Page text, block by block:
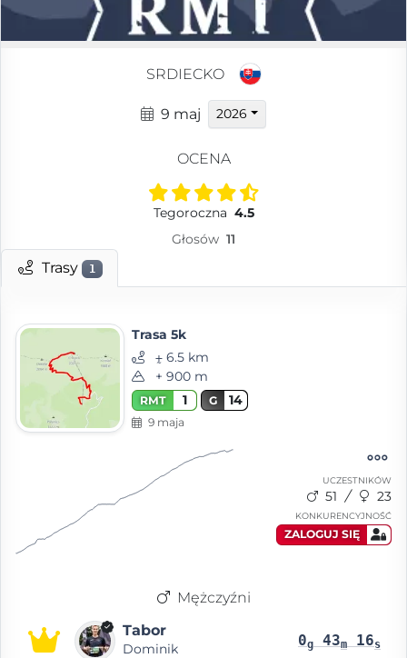
SRDIECKO
9 maj 2026
OCENA
Tegoroczna 4.5
Głosów 11
Trasy 1
Trasa 5k
⨦ 6.5 km
+ 900 m
RMT 1 G 14
9 maja
UCZESTNIKÓW
51 23
KONKURENCYJNOŚĆ
ZALOGUJ SIĘ
Mężczyźni
Tabor
Dominik 0g 43m 16s